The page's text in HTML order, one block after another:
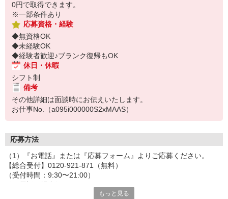
0円で取得できます。
※一部条件あり
応募資格・経験
◆無資格OK
◆未経験OK
◆経験者歓迎♪ブランク復帰もOK
休日・休暇
シフト制
備考
その他詳細は面談時にお伝えいたします。
お仕事No.（a095i000000S2xMAAS）
応募方法
（1）『お電話』または『応募フォーム』よりご応募ください。
【総合受付】0120-921-871（無料）
（受付時間：9:30〜21:00）
「e-aidemを見て」とお伝えいただけるとスムーズです。
もっと見る